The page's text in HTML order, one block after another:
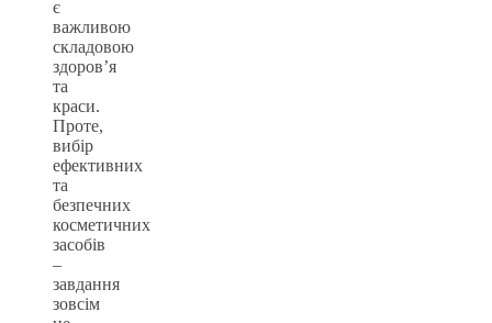
є
важливою
складовою
здоров’я
та
краси.
Проте,
вибір
ефективних
та
безпечних
косметичних
засобів
–
завдання
зовсім